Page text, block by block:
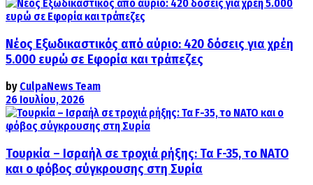
Νέος Εξωδικαστικός από αύριο: 420 δόσεις για χρέη
5.000 ευρώ σε Εφορία και τράπεζες
by CulpaNews Team
26 Ιουλίου, 2026
Τουρκία – Ισραήλ σε τροχιά ρήξης: Τα F-35, το ΝΑΤΟ
και ο φόβος σύγκρουσης στη Συρία